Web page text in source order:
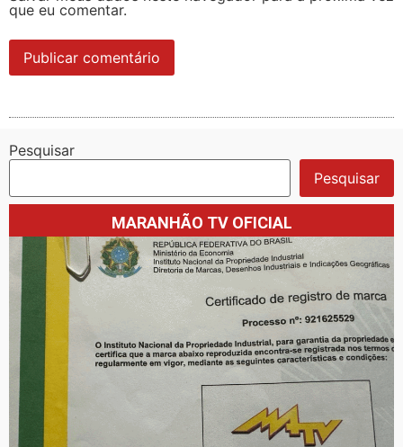
que eu comentar.
Pesquisar
Pesquisar
MARANHÃO TV OFICIAL